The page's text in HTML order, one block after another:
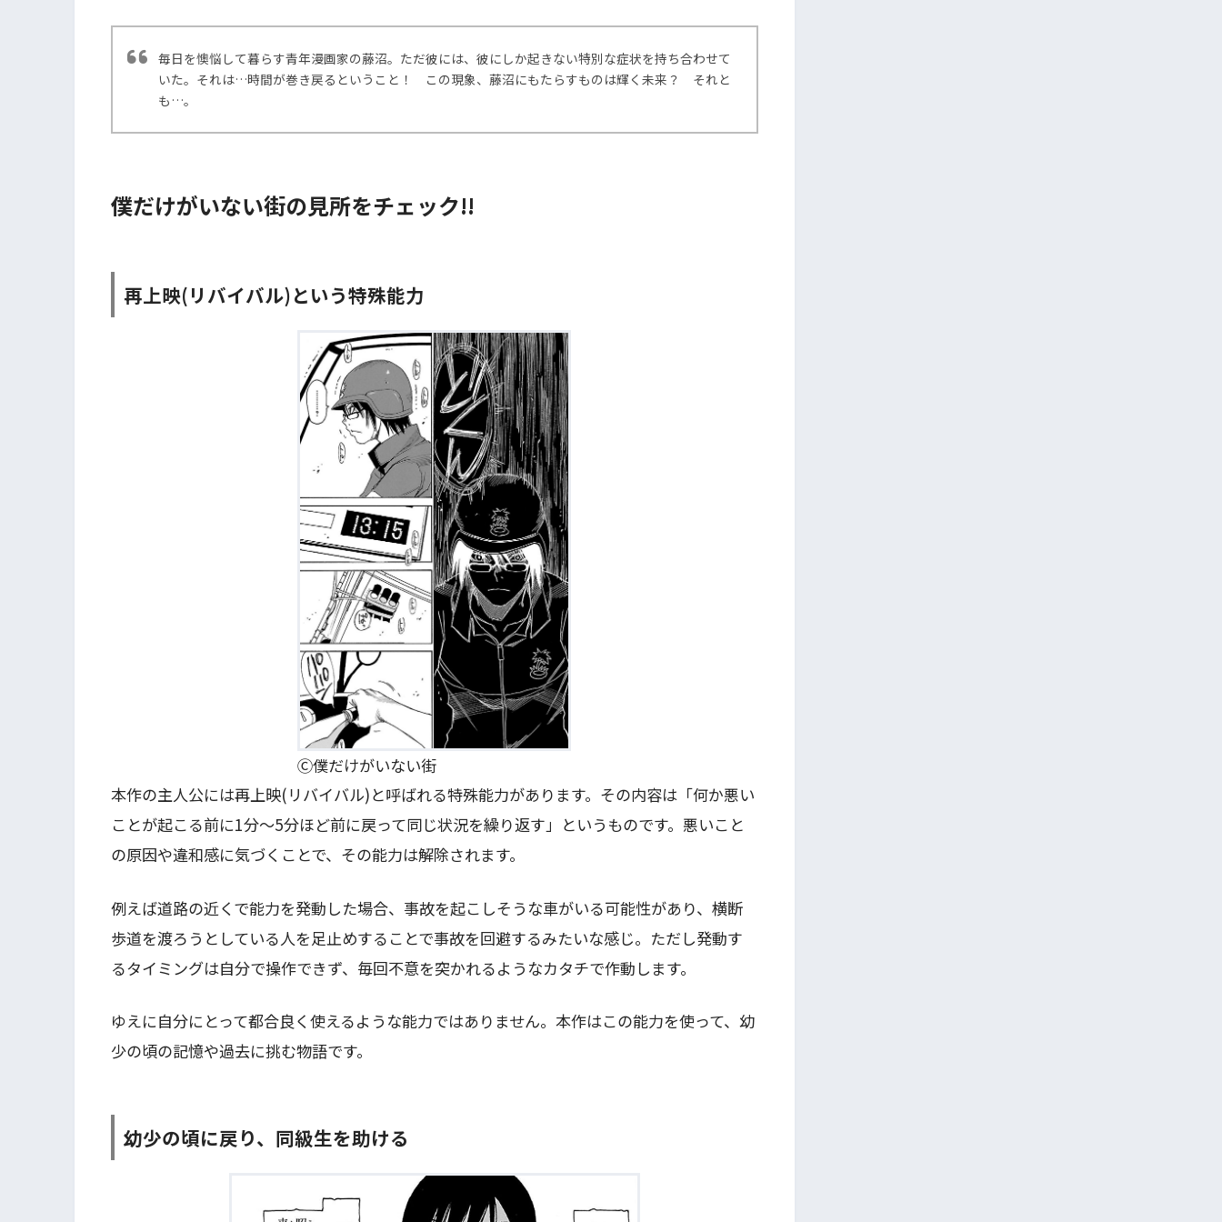
毎日を懊悩して暮らす青年漫画家の藤沼。ただ彼には、彼にしか起きない特別な症状を持ち合わせて
いた。それは…時間が巻き戻るということ！ この現象、藤沼にもたらすものは輝く未来？ それと
も…。
僕だけがいない街の見所をチェック!!
再上映(リバイバル)という特殊能力
Ⓒ僕だけがいない街
本作の主人公には再上映(リバイバル)と呼ばれる特殊能力があります。その内容は「何か悪い
ことが起こる前に1分～5分ほど前に戻って同じ状況を繰り返す」というものです。悪いこと
の原因や違和感に気づくことで、その能力は解除されます。
例えば道路の近くで能力を発動した場合、事故を起こしそうな車がいる可能性があり、横断
歩道を渡ろうとしている人を足止めすることで事故を回避するみたいな感じ。ただし発動す
るタイミングは自分で操作できず、毎回不意を突かれるようなカタチで作動します。
ゆえに自分にとって都合良く使えるような能力ではありません。本作はこの能力を使って、幼
少の頃の記憶や過去に挑む物語です。
幼少の頃に戻り、同級生を助ける